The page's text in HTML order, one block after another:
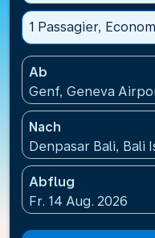
1 Passagier,
Ab
Genf, Geneva
Nach
Denpasar Bali, Bali
Abflug
fc-booking-
Fr. 14 Aug. 2026